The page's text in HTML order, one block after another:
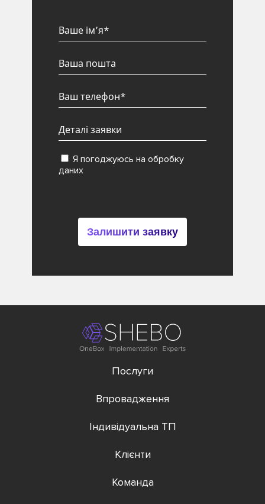
Я погоджуюсь на обробку
даних
Залишити заявку
Послуги
Впровадження
Індивідуальна ТП
Клієнти
Команда